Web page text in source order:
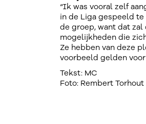
“Ik was vooral zelf
in de Liga gespeeld
de groep, want dat
mogelijkheden die
Ze hebben van deze
voorbeeld gelden
Tekst: MC
Foto: Rembert Torhout